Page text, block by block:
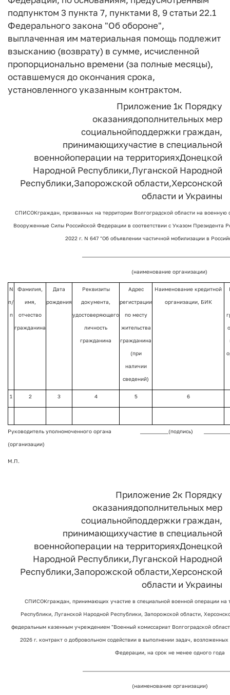
подпунктом 3 пункта 7, пунктами 8, 9 статьи 22.1
Федерального закона "Об обороне",
выплаченная им материальная помощь подлежит
взысканию (возврату) в сумме, исчисленной
пропорционально времени (за полные месяцы),
оставшемуся до окончания срока,
установленного указанным контрактом.
Приложение 1к Порядку
оказаниядополнительных мер
социальнойподдержки граждан,
принимающихучастие в специальной
военнойоперации на территорияхДонецкой
Народной Республики,Луганской Народной
Республики,Запорожской области,Херсонской
области и Украины
СПИСОКграждан, призванных на территории Волгоградской области на
Вооруженные Силы Российской Федерации в соответствии с Указом Президента
2022 г. N 647 "Об объявлении частичной мобилизации в
(наименование организации)
N
п/
п
Фамилия,
имя,
отчество
гражданина
Дата
рождения
Реквизиты
документа,
удостоверяющего
личность
гражданина
Адрес
регистрации
по месту
жительства
гражданина
(при
наличии
сведений)
Наименование кредитной
организации, БИК
1 2 3 4 5 6
Руководитель уполномоченного органа
(организации)
___________(подпись)
М.П.
Приложение 2к Порядку
оказаниядополнительных мер
социальнойподдержки граждан,
принимающихучастие в специальной
военнойоперации на территорияхДонецкой
Народной Республики,Луганской Народной
Республики,Запорожской области,Херсонской
области и Украины
СПИСОКграждан, принимающих участие в специальной военной операции на
Республики, Луганской Народной Республики, Запорожской области,
федеральным казенным учреждением "Военный комиссариат Волгоградской
2026 г. контракт о добровольном содействии в выполнении задач,
Федерации, на срок не менее одного года
(наименование организации)